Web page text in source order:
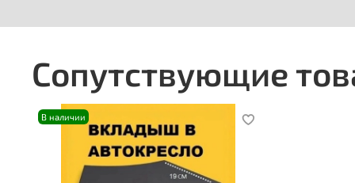
Сопутствующие
В наличии